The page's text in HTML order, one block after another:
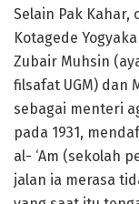
Selain Pak
Kotagede
Zubair Muhsin
filsafat UGM) dan
sebagai menteri
pada 1931,
al- ‘Am (sekolah
jalan ia merasa